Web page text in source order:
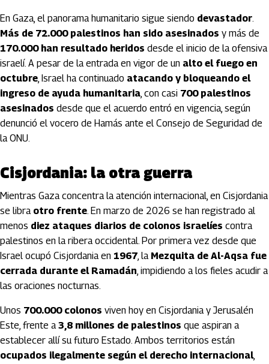
En Gaza, el panorama humanitario sigue siendo devastador.
Más de 72.000 palestinos han sido asesinados y más de
170.000 han resultado heridos desde el inicio de la ofensiva
israelí. A pesar de la entrada en vigor de un alto el fuego en
octubre, Israel ha continuado atacando y bloqueando el
ingreso de ayuda humanitaria, con casi 700 palestinos
asesinados desde que el acuerdo entró en vigencia, según
denunció el vocero de Hamás ante el Consejo de Seguridad de
la ONU.
Cisjordania: la otra guerra
Mientras Gaza concentra la atención internacional, en Cisjordania
se libra otro frente. En marzo de 2026 se han registrado al
menos diez ataques diarios de colonos israelíes contra
palestinos en la ribera occidental. Por primera vez desde que
Israel ocupó Cisjordania en 1967, la Mezquita de Al-Aqsa fue
cerrada durante el Ramadán, impidiendo a los fieles acudir a
las oraciones nocturnas.
Unos 700.000 colonos viven hoy en Cisjordania y Jerusalén
Este, frente a3,8 millones de palestinos que aspiran a
establecer allí su futuro Estado. Ambos territorios están
ocupados ilegalmente según el derecho internacional,